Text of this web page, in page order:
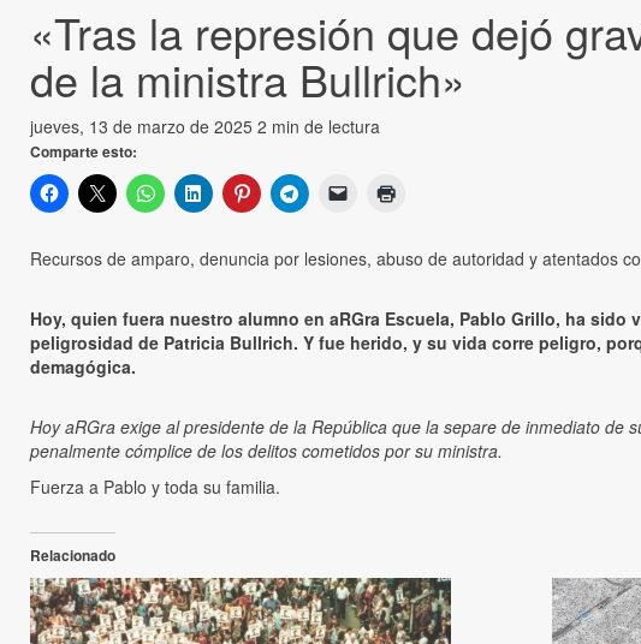
«Tras la represión que dejó
de la ministra Bullrich»
jueves, 13 de marzo de 2025 2 min de lectura
Comparte esto:
Recursos de amparo, denuncia por lesiones, abuso de autoridad y atentados
Hoy, quien fuera nuestro alumno en aRGra Escuela, Pablo Grillo, ha
peligrosidad de Patricia Bullrich. Y fue herido, y su vida corre peligro,
demagógica.
Hoy aRGra exige al presidente de la República que la separe de inmediato
penalmente cómplice de los delitos cometidos por su ministra.
Fuerza a Pablo y toda su familia.
Relacionado